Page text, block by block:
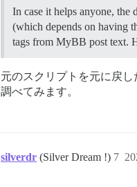
In case it helps anyone, the
(which depends on having
tags from MyBB post text.
元のスクリプトを元に戻
調べてみます。
silverdr (Silver Dream !) 7